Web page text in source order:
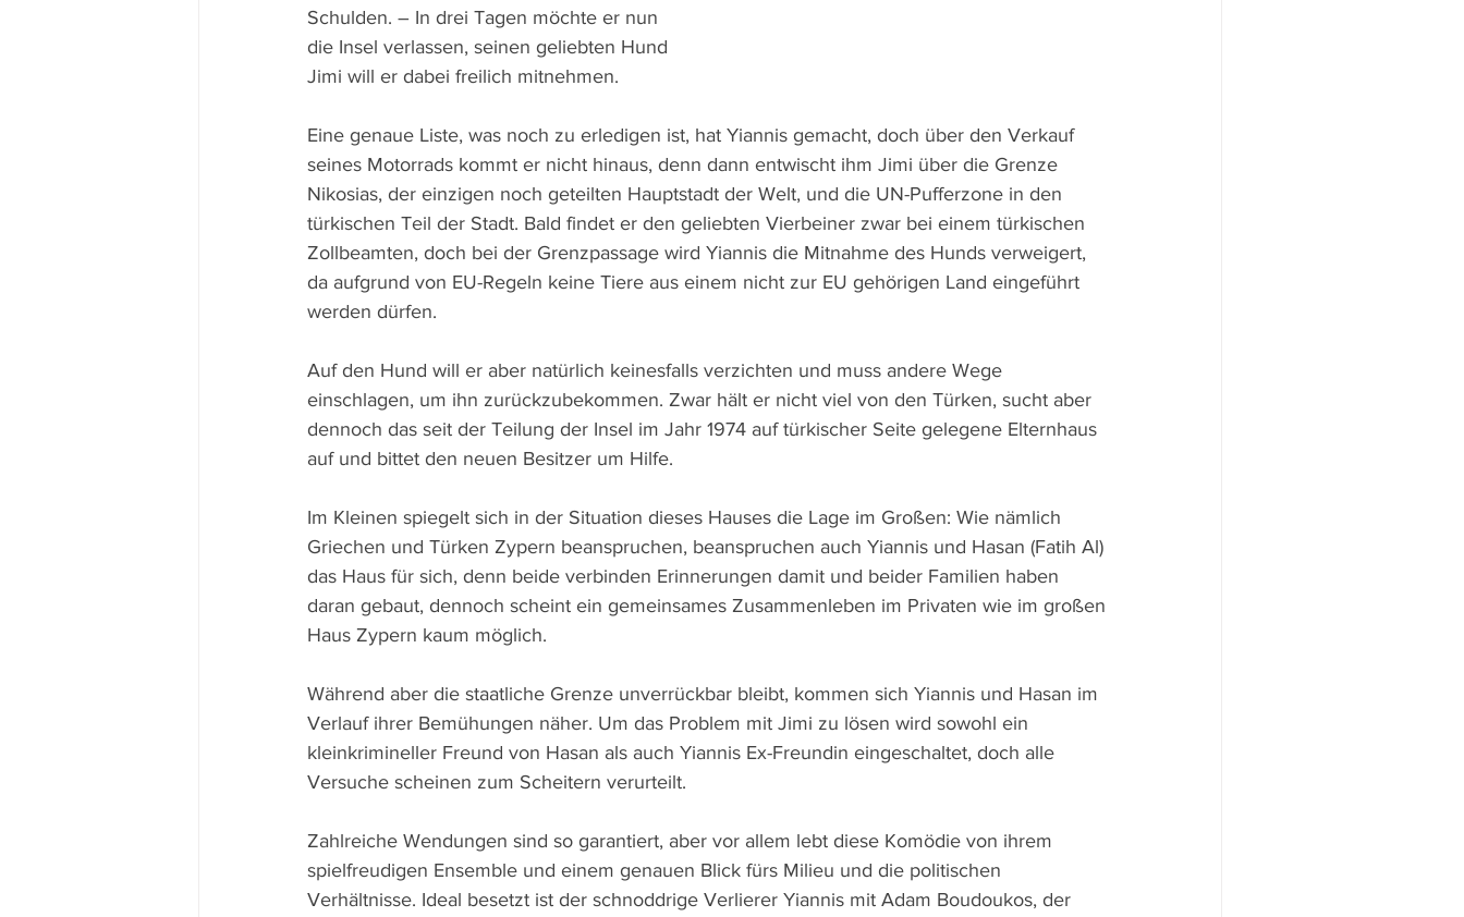
Schulden. – In drei Tagen möchte er nun
die Insel verlassen, seinen geliebten Hund
Jimi will er dabei freilich mitnehmen.
Eine genaue Liste, was noch zu erledigen ist, hat Yiannis gemacht, doch über den Verkauf
seines Motorrads kommt er nicht hinaus, denn dann entwischt ihm Jimi über die Grenze
Nikosias, der einzigen noch geteilten Hauptstadt der Welt, und die UN-Pufferzone in den
türkischen Teil der Stadt. Bald findet er den geliebten Vierbeiner zwar bei einem türkischen
Zollbeamten, doch bei der Grenzpassage wird Yiannis die Mitnahme des Hunds verweigert,
da aufgrund von EU-Regeln keine Tiere aus einem nicht zur EU gehörigen Land eingeführt
werden dürfen.
Auf den Hund will er aber natürlich keinesfalls verzichten und muss andere Wege
einschlagen, um ihn zurückzubekommen. Zwar hält er nicht viel von den Türken, sucht aber
dennoch das seit der Teilung der Insel im Jahr 1974 auf türkischer Seite gelegene Elternhaus
auf und bittet den neuen Besitzer um Hilfe.
Im Kleinen spiegelt sich in der Situation dieses Hauses die Lage im Großen: Wie nämlich
Griechen und Türken Zypern beanspruchen, beanspruchen auch Yiannis und Hasan (Fatih Al)
das Haus für sich, denn beide verbinden Erinnerungen damit und beider Familien haben
daran gebaut, dennoch scheint ein gemeinsames Zusammenleben im Privaten wie im großen
Haus Zypern kaum möglich.
Während aber die staatliche Grenze unverrückbar bleibt, kommen sich Yiannis und Hasan im
Verlauf ihrer Bemühungen näher. Um das Problem mit Jimi zu lösen wird sowohl ein
kleinkrimineller Freund von Hasan als auch Yiannis Ex-Freundin eingeschaltet, doch alle
Versuche scheinen zum Scheitern verurteilt.
Zahlreiche Wendungen sind so garantiert, aber vor allem lebt diese Komödie von ihrem
spielfreudigen Ensemble und einem genauen Blick fürs Milieu und die politischen
Verhältnisse. Ideal besetzt ist der schnoddrige Verlierer Yiannis mit Adam Boudoukos, der